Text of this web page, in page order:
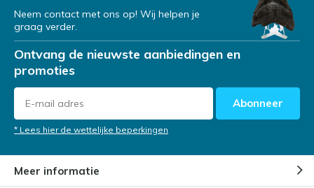
Neem contact met ons op! Wij helpen je
graag verder.
Ontvang de nieuwste aanbiedingen en
promoties
Abonneer
* Lees hier de wettelijke beperkingen
Meer informatie